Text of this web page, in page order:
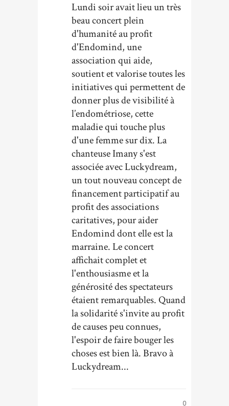
Lundi soir avait lieu un très
beau concert plein
d'humanité au profit
d'Endomind, une
association qui aide,
soutient et valorise toutes les
initiatives qui permettent de
donner plus de visibilité à
l’endométriose, cette
maladie qui touche plus
d'une femme sur dix. La
chanteuse Imany s'est
associée avec Luckydream,
un tout nouveau concept de
financement participatif au
profit des associations
caritatives, pour aider
Endomind dont elle est la
marraine. Le concert
affichait complet et
l'enthousiasme et la
générosité des spectateurs
étaient remarquables. Quand
la solidarité s'invite au profit
de causes peu connues,
l'espoir de faire bouger les
choses est bien là. Bravo à
Luckydream...
0